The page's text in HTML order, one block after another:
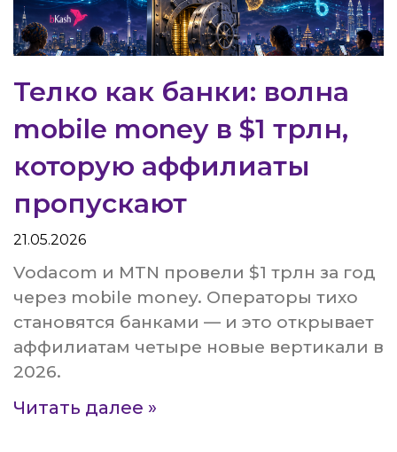
Телко как банки: волна
mobile money в $1 трлн,
которую аффилиаты
пропускают
21.05.2026
Vodacom и MTN провели $1 трлн за год
через mobile money. Операторы тихо
становятся банками — и это открывает
аффилиатам четыре новые вертикали в
2026.
Читать далее »